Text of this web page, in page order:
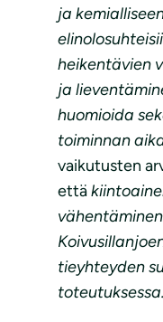
ja
heikentävien
ja
huomioida
toiminnan
vaikutusten
että
tieyhteyden
toteutuksessa.